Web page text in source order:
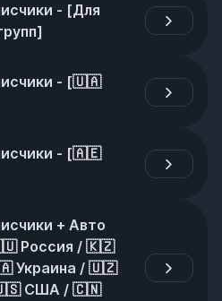
- [Для
- [🇺🇦
- [🇦🇪
+ Авто
Россия / 🇰🇿
Украина / 🇺🇿
🇺🇸 США / 🇨🇳